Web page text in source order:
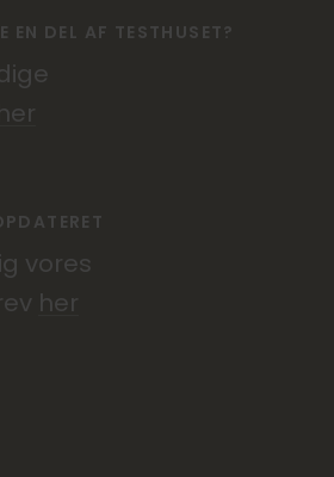
EN DEL AF TESTHUSET?
vores
her